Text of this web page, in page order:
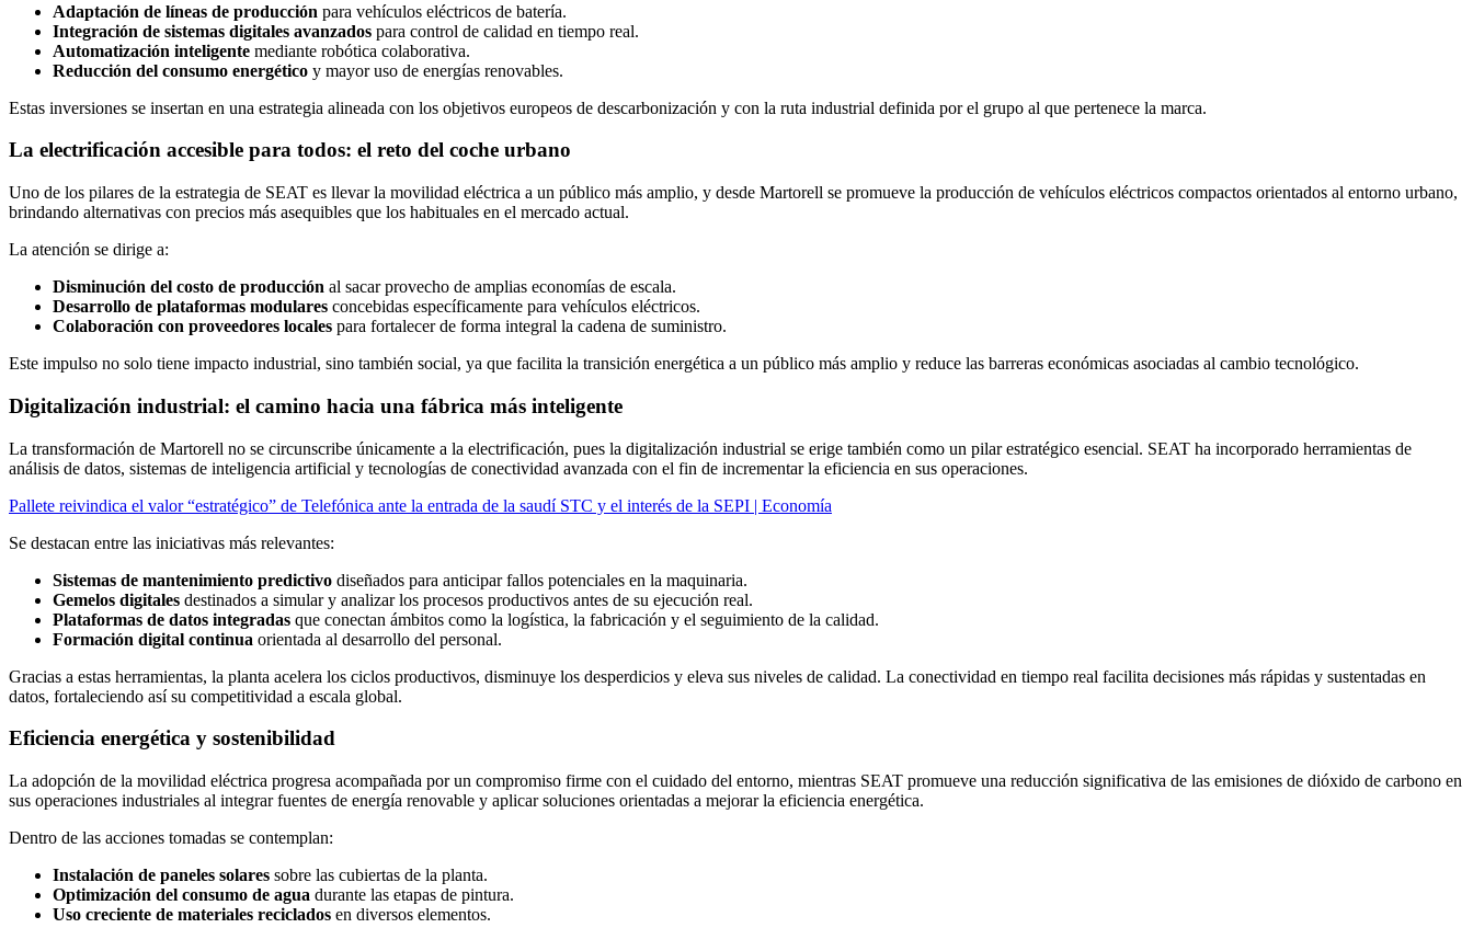
Adaptación de líneas de producción para vehículos eléctricos de batería.
Integración de sistemas digitales avanzados para control de calidad en tiempo real.
Automatización inteligente mediante robótica colaborativa.
Reducción del consumo energético y mayor uso de energías renovables.
Estas inversiones se insertan en una estrategia alineada con los objetivos europeos de descarbonización y con la ruta industrial definida por el grupo al que pertenece la marca.
La electrificación accesible para todos: el reto del coche urbano
Uno de los pilares de la estrategia de SEAT es llevar la movilidad eléctrica a un público más amplio, y desde Martorell se promueve la producción de vehículos eléctricos compactos orientados al entorno urbano,
brindando alternativas con precios más asequibles que los habituales en el mercado actual.
La atención se dirige a:
Disminución del costo de producción al sacar provecho de amplias economías de escala.
Desarrollo de plataformas modulares concebidas específicamente para vehículos eléctricos.
Colaboración con proveedores locales para fortalecer de forma integral la cadena de suministro.
Este impulso no solo tiene impacto industrial, sino también social, ya que facilita la transición energética a un público más amplio y reduce las barreras económicas asociadas al cambio tecnológico.
Digitalización industrial: el camino hacia una fábrica más inteligente
La transformación de Martorell no se circunscribe únicamente a la electrificación, pues la digitalización industrial se erige también como un pilar estratégico esencial. SEAT ha incorporado herramientas de
análisis de datos, sistemas de inteligencia artificial y tecnologías de conectividad avanzada con el fin de incrementar la eficiencia en sus operaciones.
Pallete reivindica el valor “estratégico” de Telefónica ante la entrada de la saudí STC y el interés de la SEPI | Economía
Se destacan entre las iniciativas más relevantes:
Sistemas de mantenimiento predictivo diseñados para anticipar fallos potenciales en la maquinaria.
Gemelos digitales destinados a simular y analizar los procesos productivos antes de su ejecución real.
Plataformas de datos integradas que conectan ámbitos como la logística, la fabricación y el seguimiento de la calidad.
Formación digital continua orientada al desarrollo del personal.
Gracias a estas herramientas, la planta acelera los ciclos productivos, disminuye los desperdicios y eleva sus niveles de calidad. La conectividad en tiempo real facilita decisiones más rápidas y sustentadas en
datos, fortaleciendo así su competitividad a escala global.
Eficiencia energética y sostenibilidad
La adopción de la movilidad eléctrica progresa acompañada por un compromiso firme con el cuidado del entorno, mientras SEAT promueve una reducción significativa de las emisiones de dióxido de carbono en
sus operaciones industriales al integrar fuentes de energía renovable y aplicar soluciones orientadas a mejorar la eficiencia energética.
Dentro de las acciones tomadas se contemplan:
Instalación de paneles solares sobre las cubiertas de la planta.
Optimización del consumo de agua durante las etapas de pintura.
Uso creciente de materiales reciclados en diversos elementos.